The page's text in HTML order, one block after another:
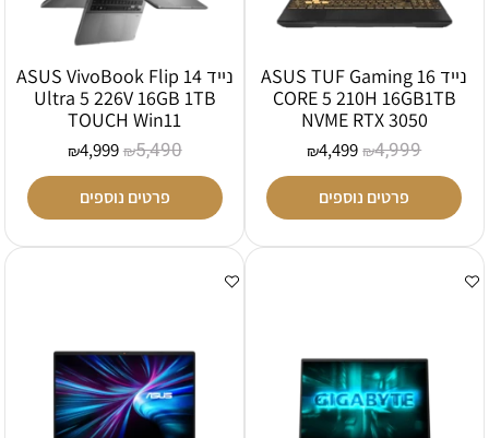
נייד ASUS TUF Gaming 16
CORE 5 210H 16GB1TB
NVME RTX 3050
₪4,999
₪4,499
פרטים נוספים
נייד ASUS VivoBook Flip 14
Ultra 5 226V 16GB 1TB
TOUCH Win11
₪5,490
₪4,999
פרטים נוספים